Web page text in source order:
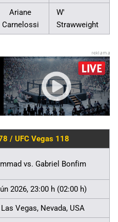
Ariane
Carnelossi
W'
Strawweight
/ UFC Vegas 118
vs. Gabriel Bonfim
2026, 23:00 h (02:00 h)
Las Vegas, Nevada, USA